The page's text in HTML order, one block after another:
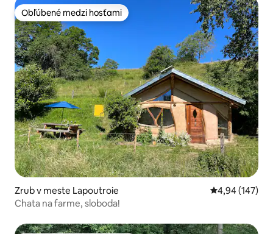
Obľúbené medzi hosťami
Obľúbené medzi hosťami
Zrub v meste Lapoutroie Priemerné
4,94 (147)
Chata na farme, sloboda!